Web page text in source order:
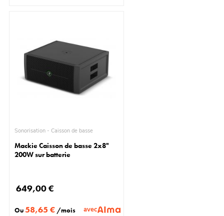
Sonorisation - Caisson de basse
Mackie Caisson de basse 2x8"
200W sur batterie
649,00 €
Ou58,65 € /mois avec